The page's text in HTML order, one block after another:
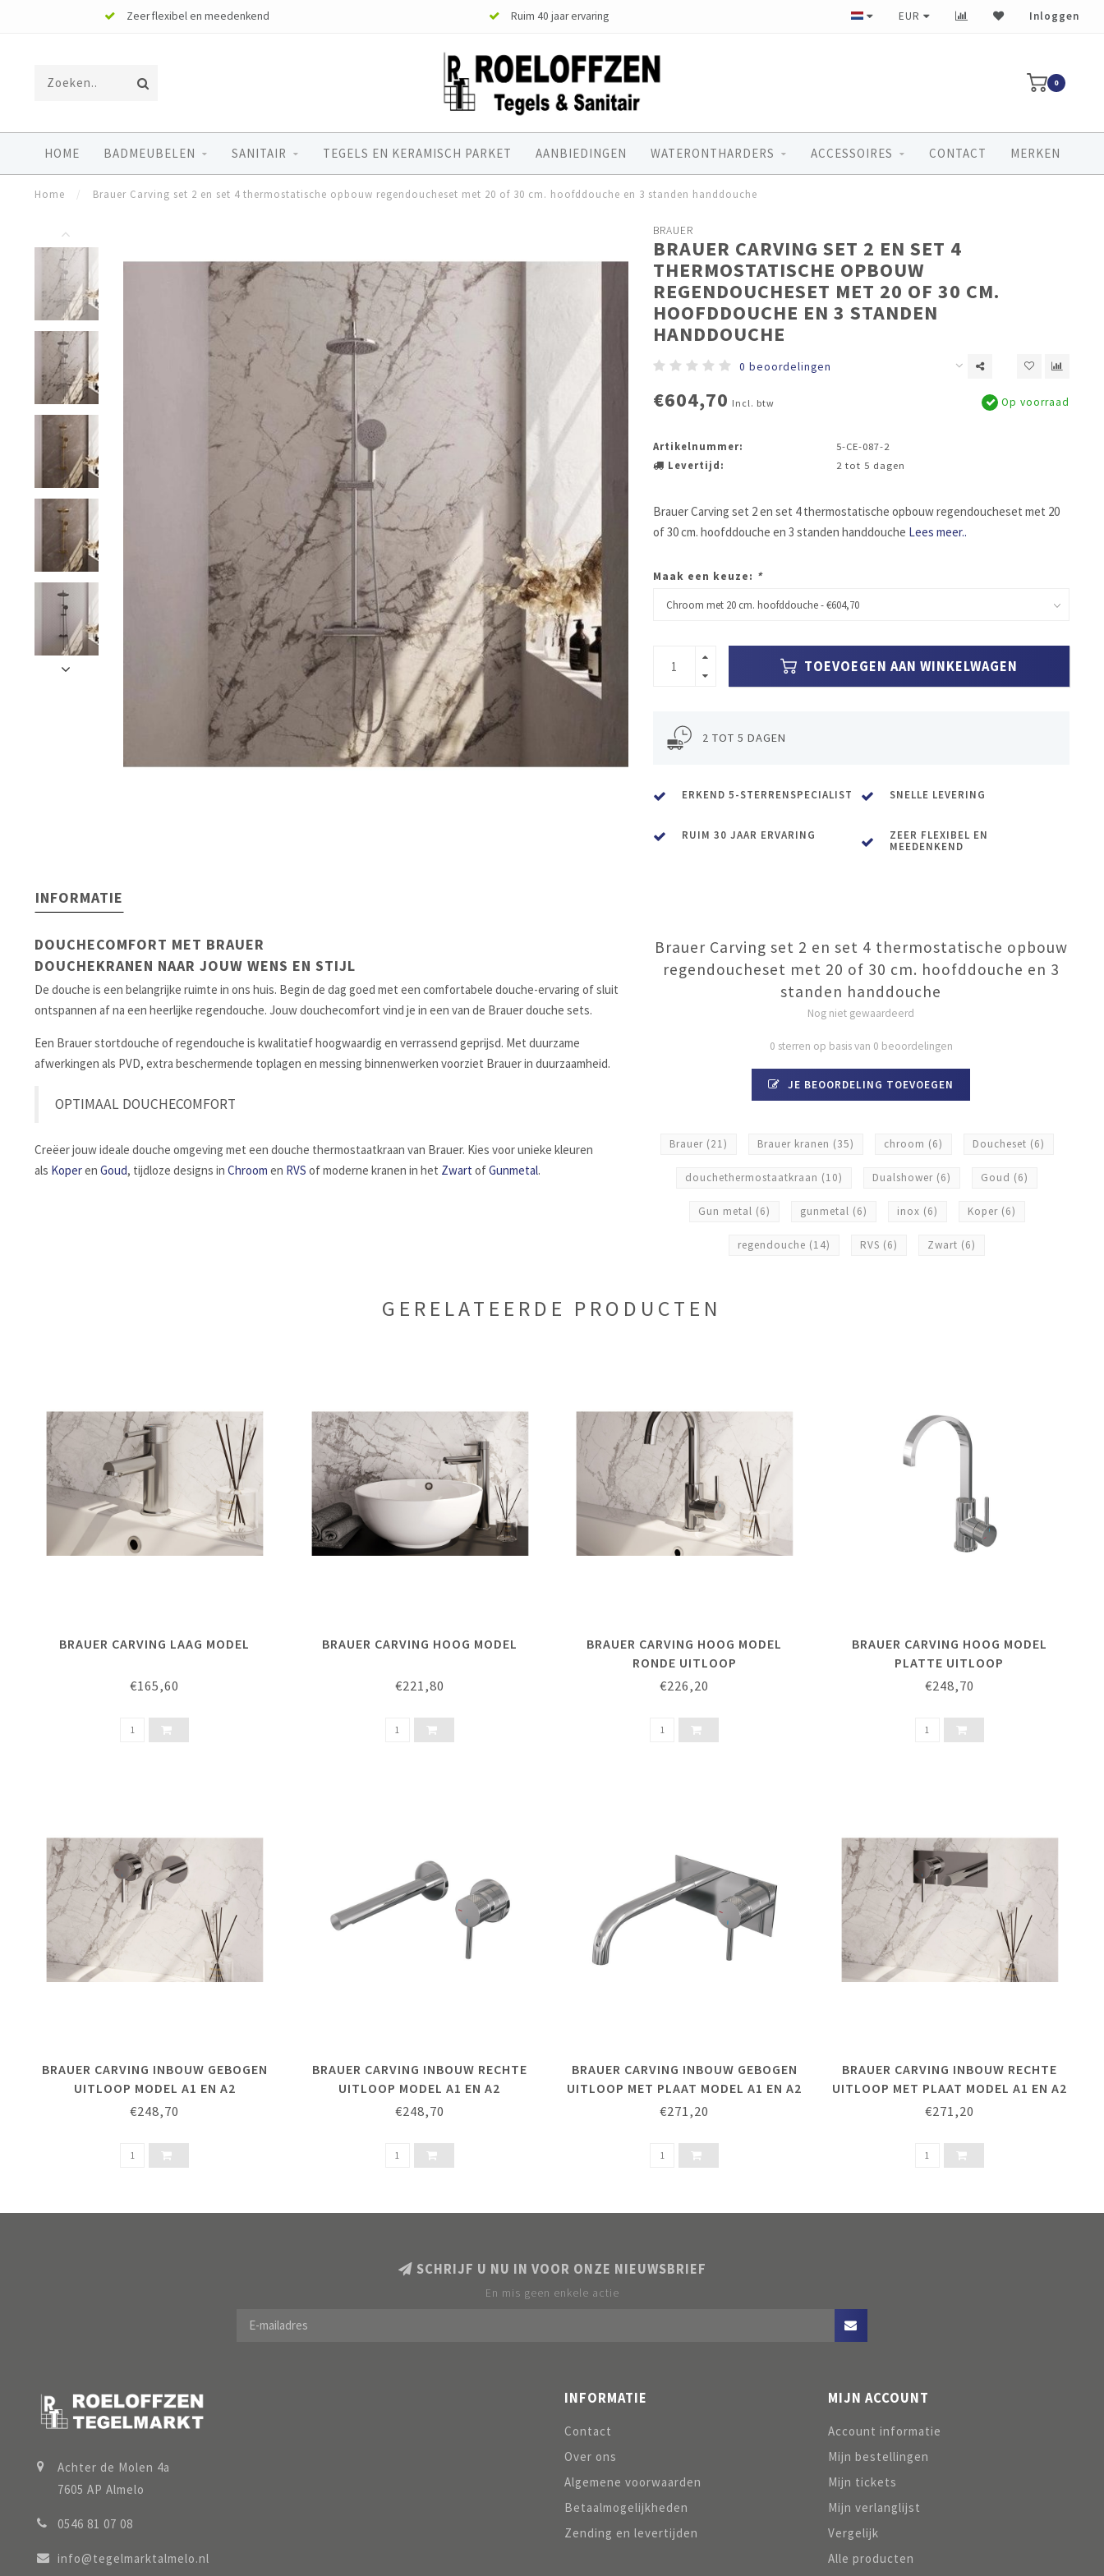
Zeer flexibel en meedenkend Ruim 40 jaar ervaring Erkend 5-sterrenspecialist
EUR Inloggen
0
HOME BADMEUBELEN SANITAIR TEGELS EN KERAMISCH PARKET AANBIEDINGEN WATERONTHARDERS ACCESSOIRES CONTACT MERKEN
Home / Brauer Carving set 2 en set 4 thermostatische opbouw regendoucheset met 20 of 30 cm. hoofddouche en 3 standen handdouche
BRAUER
BRAUER CARVING SET 2 EN SET 4
THERMOSTATISCHE OPBOUW
REGENDOUCHESET MET 20 OF 30 CM.
HOOFDDOUCHE EN 3 STANDEN
HANDDOUCHE
0 beoordelingen
€604,70 Incl. btw Op voorraad
Artikelnummer:
5-CE-087-2
Levertijd:
2 tot 5 dagen
Brauer Carving set 2 en set 4 thermostatische opbouw regendoucheset met 20
of 30 cm. hoofddouche en 3 standen handdouche Lees meer..
Maak een keuze: *
TOEVOEGEN AAN WINKELWAGEN
2 TOT 5 DAGEN
ERKEND 5-STERRENSPECIALIST SNELLE LEVERING
RUIM 30 JAAR ERVARING
ZEER FLEXIBEL EN
MEEDENKEND
INFORMATIE
DOUCHECOMFORT MET BRAUER
DOUCHEKRANEN NAAR JOUW WENS EN STIJL
De douche is een belangrijke ruimte in ons huis. Begin de dag goed met een comfortabele douche-ervaring of sluit
ontspannen af na een heerlijke regendouche. Jouw douchecomfort vind je in een van de Brauer douche sets.
Een Brauer stortdouche of regendouche is kwalitatief hoogwaardig en verrassend geprijsd. Met duurzame
afwerkingen als PVD, extra beschermende toplagen en messing binnenwerken voorziet Brauer in duurzaamheid.
OPTIMAAL DOUCHECOMFORT
Creëer jouw ideale douche omgeving met een douche thermostaatkraan van Brauer. Kies voor unieke kleuren
als Koperen Goud, tijdloze designs in Chroom en RVS of moderne kranen in het Zwart ofGunmetal.
Brauer Carving set 2 en set 4 thermostatische opbouw
regendoucheset met 20 of 30 cm. hoofddouche en 3
standen handdouche
Nog niet gewaardeerd
0 sterren op basis van 0 beoordelingen
JE BEOORDELING TOEVOEGEN
Brauer (21) Brauer kranen (35) chroom (6) Doucheset (6)
douchethermostaatkraan (10) Dualshower (6) Goud (6)
Gun metal (6) gunmetal (6) inox (6) Koper (6)
regendouche (14) RVS (6) Zwart (6)
GERELATEERDE PRODUCTEN
BRAUER CARVING LAAG MODEL
€165,60
BRAUER CARVING HOOG MODEL
€221,80
BRAUER CARVING HOOG MODEL
RONDE UITLOOP
€226,20
BRAUER CARVING HOOG MODEL
PLATTE UITLOOP
€248,70
BRAUER CARVING INBOUW GEBOGEN
UITLOOP MODEL A1 EN A2
€248,70
BRAUER CARVING INBOUW RECHTE
UITLOOP MODEL A1 EN A2
€248,70
BRAUER CARVING INBOUW GEBOGEN
UITLOOP MET PLAAT MODEL A1 EN A2
€271,20
BRAUER CARVING INBOUW RECHTE
UITLOOP MET PLAAT MODEL A1 EN A2
€271,20
SCHRIJF U NU IN VOOR ONZE NIEUWSBRIEF
En mis geen enkele actie
Achter de Molen 4a
7605 AP Almelo
0546 81 07 08
info@tegelmarktalmelo.nl
INFORMATIE
Contact
Over ons
Algemene voorwaarden
Betaalmogelijkheden
Zending en levertijden
MIJN ACCOUNT
Account informatie
Mijn bestellingen
Mijn tickets
Mijn verlanglijst
Vergelijk
Alle producten